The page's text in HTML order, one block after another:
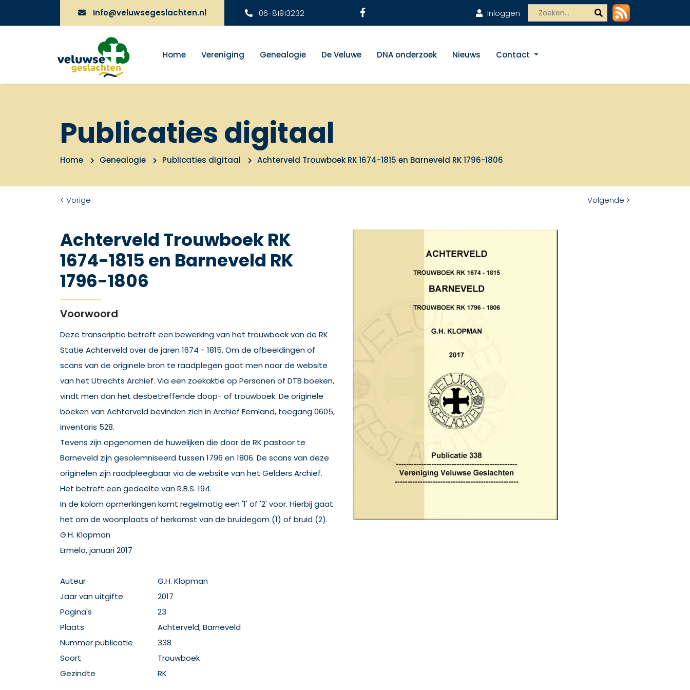
Info@veluwsegeslachten.nl 06-81913232 Inloggen
Home Vereniging Genealogie De Veluwe DNA onderzoek Nieuws Contact
Publicaties digitaal
Home Genealogie Publicaties digitaal Achterveld Trouwboek RK 1674-1815 en Barneveld RK 1796-1806
< Vorige Volgende >
Achterveld Trouwboek RK
1674-1815 en Barneveld RK
1796-1806
Voorwoord
Deze transcriptie betreft een bewerking van het trouwboek van de RK
Statie Achterveld over de jaren 1674 - 1815. Om de afbeeldingen of
scans van de originele bron te raadplegen gaat men naar de website
van het Utrechts Archief. Via een zoekaktie op Personen of DTB boeken,
vindt men dan het desbetreffende doop- of trouwboek. De originele
boeken van Achterveld bevinden zich in Archief Eemland, toegang 0605,
inventaris 528.
Tevens zijn opgenomen de huwelijken die door de RK pastoor te
Barneveld zijn gesolemniseerd tussen 1796 en 1806. De scans van deze
originelen zijn raadpleegbaar via de website van het Gelders Archief.
Het betreft een gedeelte van R.B.S. 194.
In de kolom opmerkingen komt regelmatig een '1' of '2' voor. Hierbij gaat
het om de woonplaats of herkomst van de bruidegom (1) of bruid (2).
G.H. Klopman
Ermelo, januari 2017
Auteur
G.H. Klopman
Jaar van uitgifte
2017
Pagina's
23
Plaats
Achterveld; Barneveld
Nummer publicatie
338
Soort
Trouwboek
Gezindte
RK